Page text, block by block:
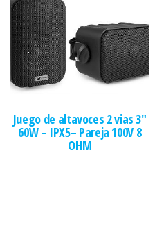
Juego de altavoces 2 vias 3″
60W – IPX5– Pareja 100V 8
OHM